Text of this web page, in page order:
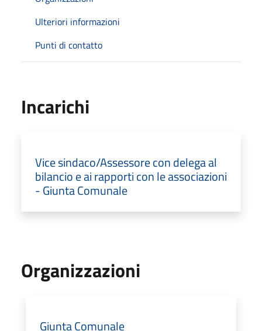
Ulteriori informazioni
Punti di contatto
Incarichi
Vice sindaco/Assessore con delega al
bilancio e ai rapporti con le associazioni
- Giunta Comunale
Organizzazioni
Giunta Comunale